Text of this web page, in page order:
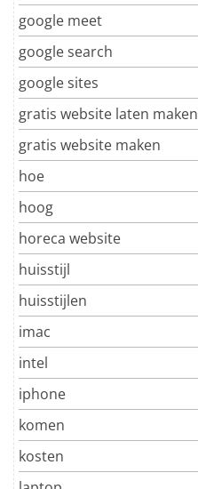
google meet
google search
google sites
gratis website laten maken
gratis website maken
hoe
hoog
horeca website
huisstijl
huisstijlen
imac
intel
iphone
komen
kosten